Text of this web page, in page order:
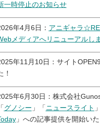
一時停止のお知らせ
年4月6日： アニギャラ
メディアへリニューアルし
年11月10日：サイト
！
年6月30日：株式会社
グノシー 」「 ニュースライト
」への記事提供を開始いた